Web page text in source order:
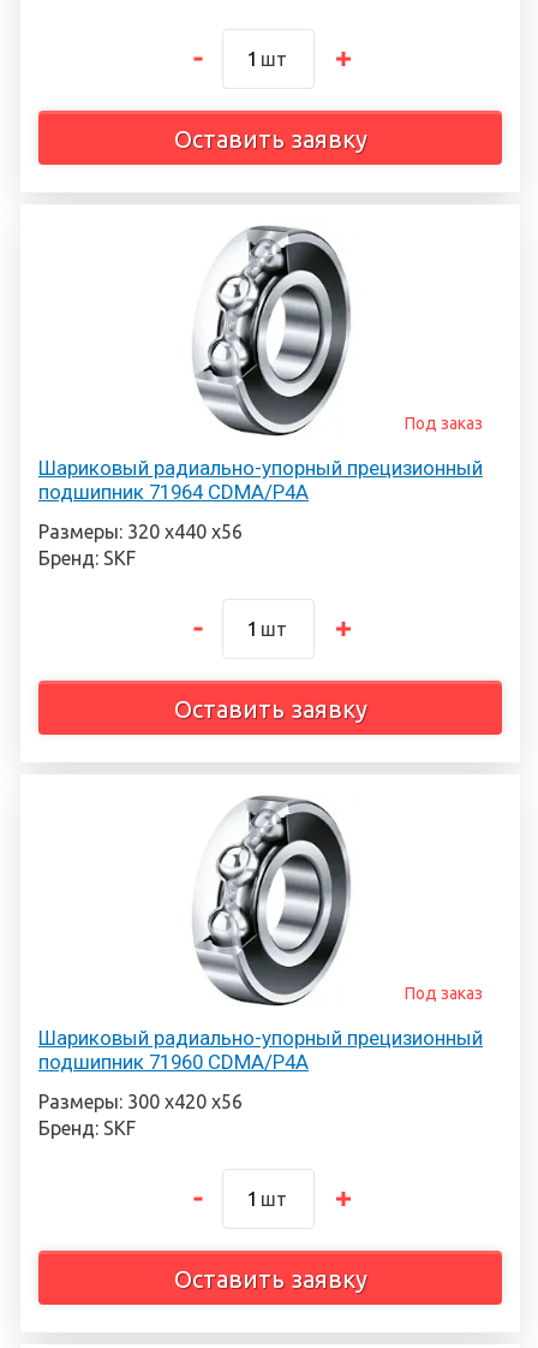
шт
Оставить заявку
Шариковый радиально-упорный прецизионный
подшипник 71964 CDMA/P4A
Под заказ
Размеры: 320 х440 х56
Бренд: SKF
шт
Оставить заявку
Шариковый радиально-упорный прецизионный
подшипник 71960 CDMA/P4A
Под заказ
Размеры: 300 х420 х56
Бренд: SKF
шт
Оставить заявку